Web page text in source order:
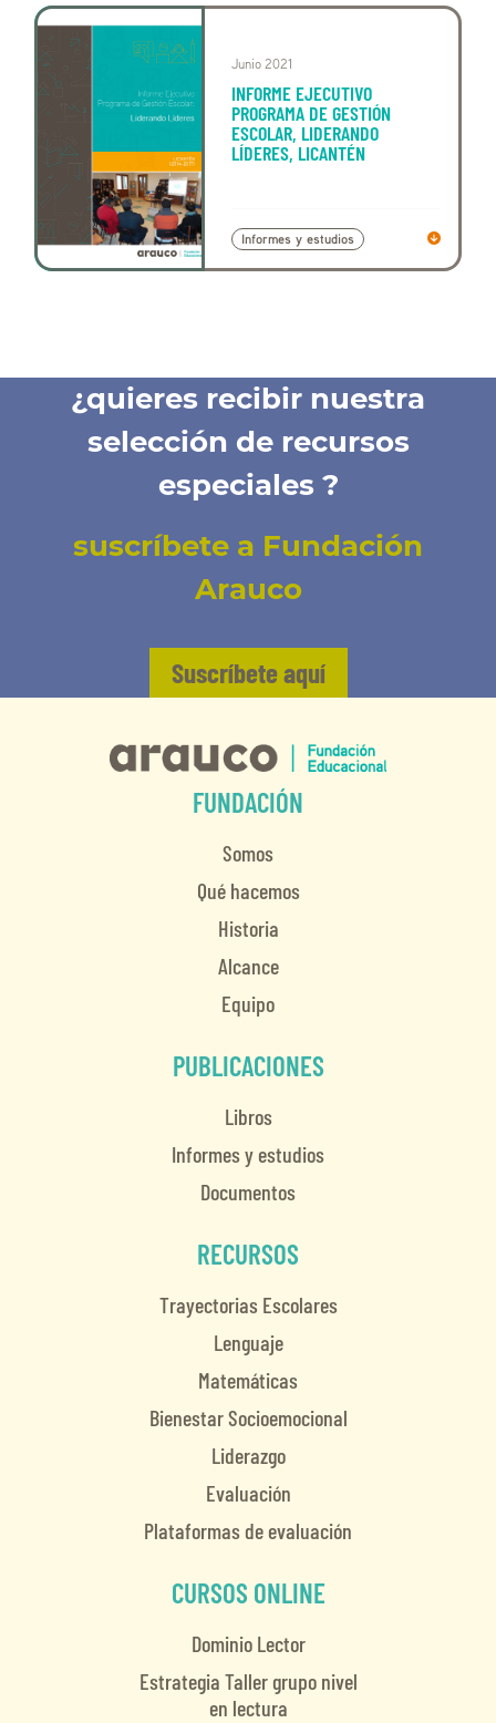
Junio 2021
INFORME EJECUTIVO
PROGRAMA DE GESTIÓN
ESCOLAR, LIDERANDO
LÍDERES, LICANTÉN
Informes y estudios
¿quieres recibir nuestra
selección de recursos
especiales ?
suscríbete a Fundación
Arauco
Suscríbete aquí
FUNDACIÓN
Somos
Qué hacemos
Historia
Alcance
Equipo
PUBLICACIONES
Libros
Informes y estudios
Documentos
RECURSOS
Trayectorias Escolares
Lenguaje
Matemáticas
Bienestar Socioemocional
Liderazgo
Evaluación
Plataformas de evaluación
CURSOS ONLINE
Dominio Lector
Estrategia Taller grupo nivel
en lectura